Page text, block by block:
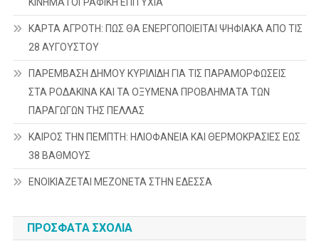
ΚΑΡΤΑ ΑΓΡΟΤΗ: ΠΩΣ ΘΑ ΕΝΕΡΓΟΠΟΙΕΙΤΑΙ ΨΗΦΙΑΚΑ ΑΠΟ ΤΙΣ
28 ΑΥΓΟΥΣΤΟΥ
ΠΑΡΕΜΒΑΣΗ ΔΗΜΟΥ ΚΥΡΙΛΙΔΗ ΓΙΑ ΤΙΣ ΠΑΡΑΜΟΡΦΩΣΕΙΣ
ΣΤΑ ΡΟΔΑΚΙΝΑ ΚΑΙ ΤΑ ΟΞΥΜΕΝΑ ΠΡΟΒΛΗΜΑΤΑ ΤΩΝ
ΠΑΡΑΓΩΓΩΝ ΤΗΣ ΠΕΛΛΑΣ
ΚΑΙΡΟΣ ΤΗΝ ΠΕΜΠΤΗ: ΗΛΙΟΦΑΝΕΙΑ ΚΑΙ ΘΕΡΜΟΚΡΑΣΙΕΣ ΕΩΣ
38 ΒΑΘΜΟΥΣ
ΕΝΟΙΚΙΑΖΕΤΑΙ ΜΕΖΟΝΕΤΑ ΣΤΗΝ ΕΔΕΣΣΑ
ΠΡΌΣΦΑΤΑ ΣΧΌΛΙΑ